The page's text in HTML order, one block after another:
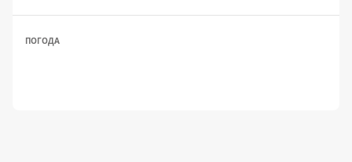
ПОГОДА